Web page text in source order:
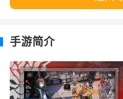
手游简介